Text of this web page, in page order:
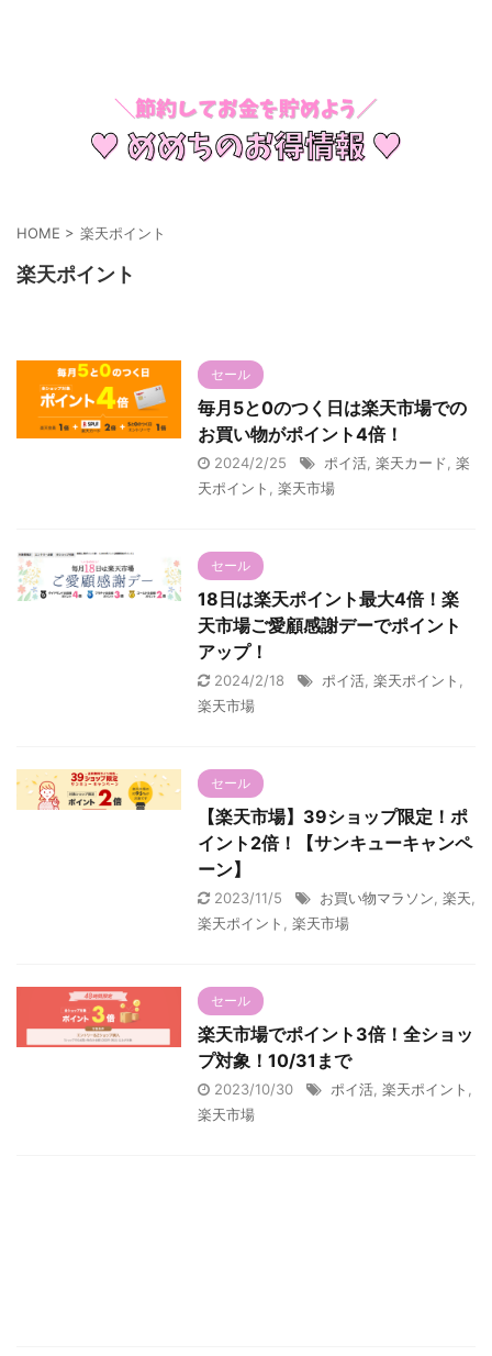
HOME > 楽天ポイント
楽天ポイント
セール
毎月5と0のつく日は楽天市場での
お買い物がポイント4倍！
2024/2/25 ポイ活 楽天カード 楽
天ポイント
楽天市場
セール
18日は楽天ポイント最大4倍！楽
天市場ご愛顧感謝デーでポイント
アップ！
2024/2/18 ポイ活 楽天ポイント
楽天市場
セール
【楽天市場】39ショップ限定！ポ
イント2倍！【サンキューキャンペ
ーン】
2023/11/5 お買い物マラソン 楽天
楽天ポイント
楽天市場
セール
楽天市場でポイント3倍！全ショッ
プ対象！10/31まで
2023/10/30 ポイ活 楽天ポイント
楽天市場